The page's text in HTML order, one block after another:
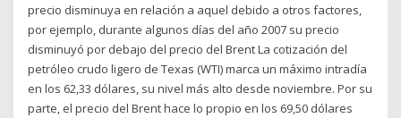
precio disminuya en relación a aquel debido a otros factores,
por ejemplo, durante algunos días del año 2007 su precio
disminuyó por debajo del precio del Brent La cotización del
petróleo crudo ligero de Texas (WTI) marca un máximo intradía
en los 62,33 dólares, su nivel más alto desde noviembre. Por su
parte, el precio del Brent hace lo propio en los 69,50 dólares